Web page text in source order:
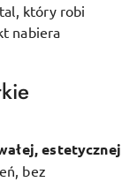
który robi
nabiera
estetycznej
bez